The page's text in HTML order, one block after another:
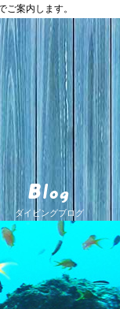
案内します。
ダイビングブログ